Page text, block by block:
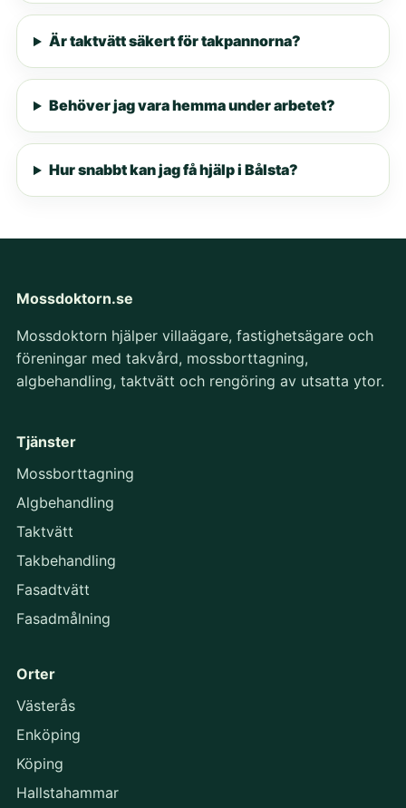
Är taktvätt säkert för takpannorna?
Behöver jag vara hemma under arbetet?
Hur snabbt kan jag få hjälp i Bålsta?
Mossdoktorn.se
Mossdoktorn hjälper villaägare, fastighetsägare och
föreningar med takvård, mossborttagning,
algbehandling, taktvätt och rengöring av utsatta ytor.
Tjänster
Mossborttagning
Algbehandling
Taktvätt
Takbehandling
Fasadtvätt
Fasadmålning
Orter
Västerås
Enköping
Köping
Hallstahammar